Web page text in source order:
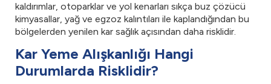
kaldırımlar, otoparklar ve yol kenarları sıkça buz çözücü
kimyasallar, yağ ve egzoz kalıntıları ile kaplandığından bu
bölgelerden yenilen kar sağlık açısından daha risklidir.
Kar Yeme Alışkanlığı Hangi
Durumlarda Risklidir?